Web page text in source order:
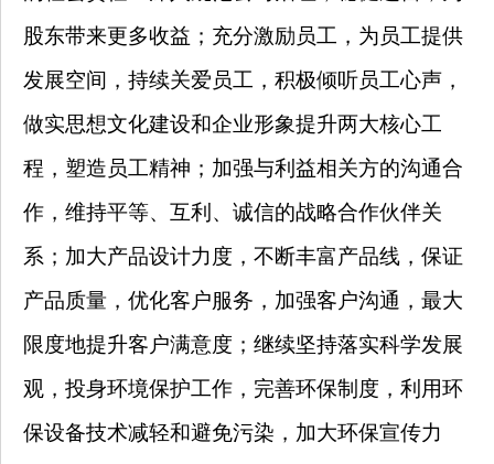
股东带来更多收益；充分激励员工，为员工提供
发展空间，持续关爱员工，积极倾听员工心声，
做实思想文化建设和企业形象提升两大核心工
程，塑造员工精神；加强与利益相关方的沟通合
作，维持平等、互利、诚信的战略合作伙伴关
系；加大产品设计力度，不断丰富产品线，保证
产品质量，优化客户服务，加强客户沟通，最大
限度地提升客户满意度；继续坚持落实科学发展
观，投身环境保护工作，完善环保制度，利用环
保设备技术减轻和避免污染，加大环保宣传力